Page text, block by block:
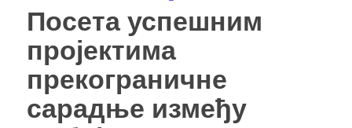
Посета успешним
пројектима
прекограничне
сарадње између